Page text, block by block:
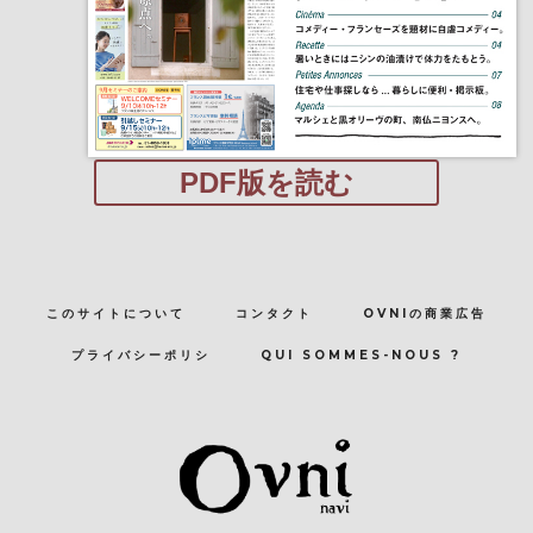
PDF版を読む
このサイトについて コンタクト OVNIの商業広告
プライバシーポリシ QUI SOMMES-NOUS ?